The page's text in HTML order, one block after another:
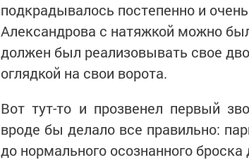
подкрадывалось постепенно и
Александрова с натяжкой можно
должен был реализовывать свое
оглядкой на свои ворота.
Вот тут-то и прозвенел первый
вроде бы делало все правильно:
до нормального осознанного